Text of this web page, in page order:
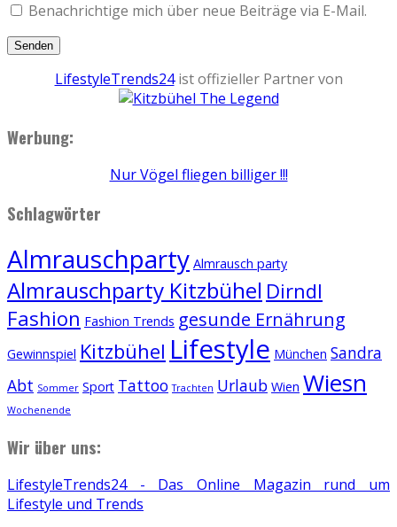
Benachrichtige mich über neue Beiträge via E-Mail.
LifestyleTrends24ist offizieller Partner von
Werbung:
Nur Vögel fliegen billiger !!!
Schlagwörter
Almrauschparty Almrausch party
Almrauschparty Kitzbühel Dirndl
Fashion Fashion Trends gesunde Ernährung
Gewinnspiel Kitzbühel Lifestyle München Sandra
Abt Sommer Sport Tattoo Trachten Urlaub Wien Wiesn
Wochenende
Wir über uns:
LifestyleTrends24 - Das Online Magazin rund um
Lifestyle und Trends